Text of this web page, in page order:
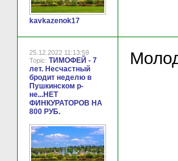
kavkazenok17
25.12.2022 11:13:59
Topic: ТИМОФЕЙ - 7
лет. Несчастный
бродит неделю в
Пушкинском р-
не...НЕТ
ФИНКУРАТОРОВ НА
800 РУБ.